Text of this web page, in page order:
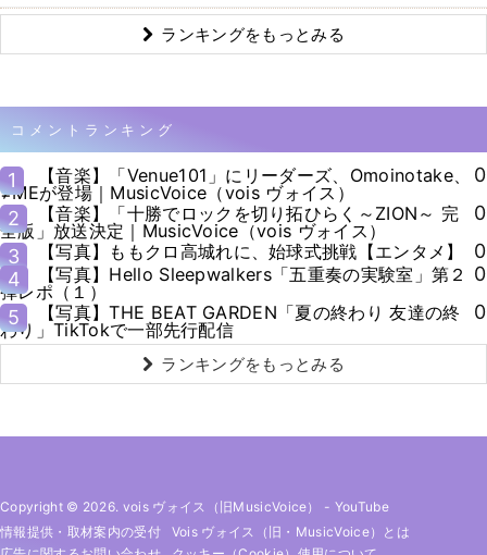
ランキングをもっとみる
コメントランキング
1
【音楽】「Venue101」にリーダーズ、Omoinotake、
≠MEが登場｜MusicVoice（vois ヴォイス）
0
2
【音楽】「十勝でロックを切り拓ひらく～ZION～ 完
全版」放送決定｜MusicVoice（vois ヴォイス）
0
3
【写真】ももクロ高城れに、始球式挑戦【エンタメ】
0
4
【写真】Hello Sleepwalkers「五重奏の実験室」第２
弾レポ（１）
0
5
【写真】THE BEAT GARDEN「夏の終わり 友達の終
わり」TikTokで一部先行配信
0
ランキングをもっとみる
Copyright © 2026. vois ヴォイス（旧MusicVoice） - YouTube
情報提供・取材案内の受付
Vois ヴォイス（旧・MusicVoice）とは